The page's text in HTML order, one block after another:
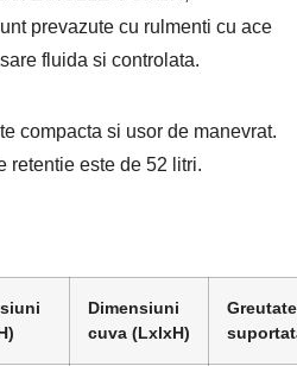
prevazute cu rulmenti cu ace
fluida si controlata.
compacta si usor de manevrat.
retentie este de 52 litri.
Dimensiuni
cuva (LxlxH)
Greutate